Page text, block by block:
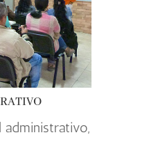
administrativo,